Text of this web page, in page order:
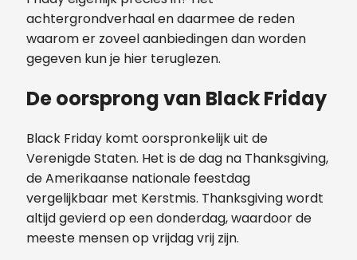
achtergrondverhaal en daarmee de reden
waarom er zoveel aanbiedingen dan worden
gegeven kun je hier teruglezen.
De oorsprong van Black Friday
Black Friday komt oorspronkelijk uit de
Verenigde Staten. Het is de dag na Thanksgiving,
de Amerikaanse nationale feestdag
vergelijkbaar met Kerstmis. Thanksgiving wordt
altijd gevierd op een donderdag, waardoor de
meeste mensen op vrijdag vrij zijn.